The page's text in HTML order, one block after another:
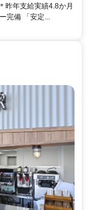
昨年支給実績4.8か月
完備 「安定...